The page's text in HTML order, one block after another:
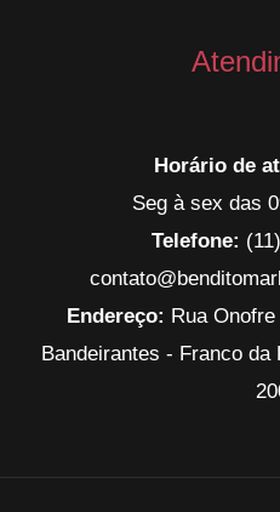
Horário de
Seg à sex das
Telefone:
Endereço: Rua
Bandeirantes - Franco da